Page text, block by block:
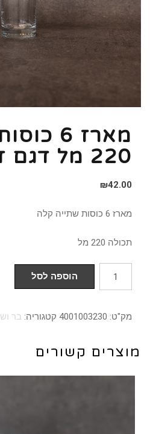
מארז 6
220 מל דגם זוהר
₪42.00
מארז 6 כוסות שתייה קלה
תכולה 220 מל
כמות
של
6
הייבול
הוספה לסל
מק"ט: 4001003230 קטגוריה: בר
מוצרים קשורים